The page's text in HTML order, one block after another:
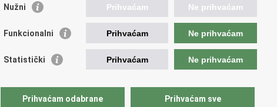
Portal sudova
Državno odvjetništvo
Ured za suzbijanje korupcije i organiziranog kriminaliteta
Državnoodvjetničko vijeće
Hrvatska odvjetnička komora
Hrvatska javnobilježnička komora
Nužni Prihvaćam Ne prihvaćam
Funkcionalni Prihvaćam Ne prihvaćam
Statistički Prihvaćam Ne prihvaćam
Prihvaćam odabrane Prihvaćam sve